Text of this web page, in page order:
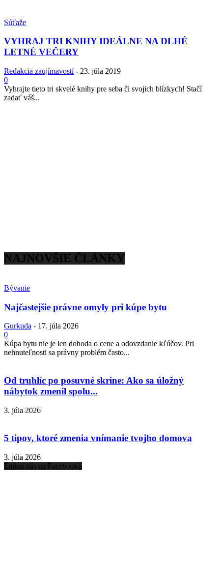
Súťaže
VYHRAJ TRI KNIHY IDEÁLNE NA DLHÉ
LETNÉ VEČERY
Redakcia zaujímavostí - 23. júla 2019
0
Vyhrajte tieto tri skvelé knihy pre seba či svojich blízkych! Stačí
zadať váš...
NAJNOVŠIE ČLÁNKY
Bývanie
Najčastejšie právne omyly pri kúpe bytu
Gurkuda - 17. júla 2026
0
Kúpa bytu nie je len dohoda o cene a odovzdanie kľúčov. Pri
nehnuteľnosti sa právny problém často...
Od truhlíc po posuvné skrine: Ako sa úložný
nábytok zmenil spolu...
3. júla 2026
5 tipov, ktoré zmenia vnímanie tvojho domova
3. júla 2026
Lajkni nás na Facebooku